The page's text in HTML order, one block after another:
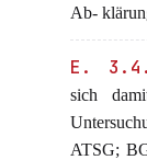
Ab-
E.
sich
ATSG;